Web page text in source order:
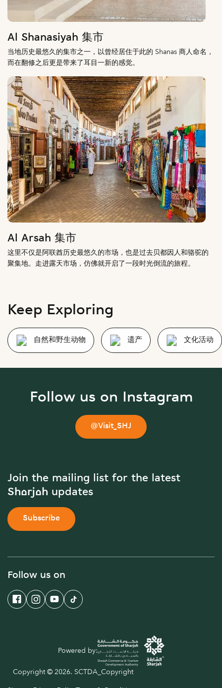
Al Shanasiyah 集市
当地历史最悠久的集市之一，以曾经居住于此的 Shanas 商人命名，
而在翻修之后更是带来了耳目一新的感觉。
Al Arsah 集市
这里不仅是阿联酋历史最悠久的市场，也是过去贝都因人和骆驼的
聚集地。走进露天市场，仿佛就开启了一段时光倒流的旅程。
Keep Exploring
自然和野生动物 遗产 文化活动
Follow us on Instagram
@Visit_SHJ
Join the mailing list for the latest
Sharjah updates
Subscribe
Follow us on
Copyright © 2026. SCTDA_Copyright
Powered by: